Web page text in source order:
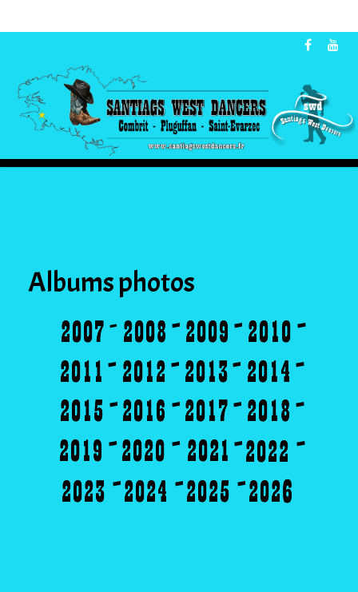
Albums photos
-
- -
-
-
- -
-
-
- -
-
-
- -
-
-
- -